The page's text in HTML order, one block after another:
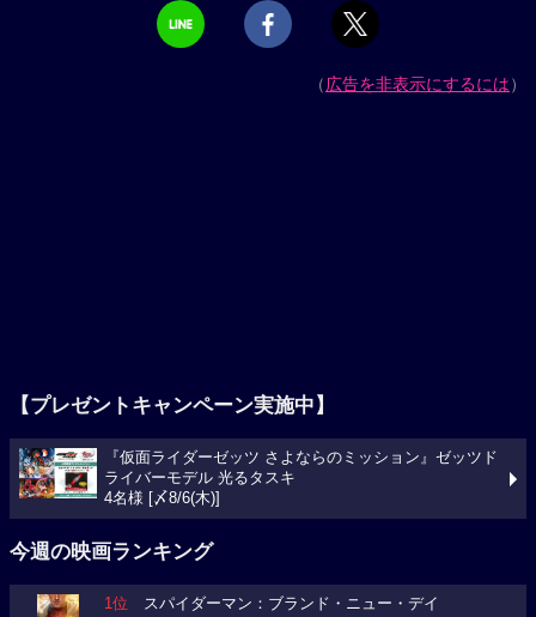
（広告を非表示にするには）
【プレゼントキャンペーン実施中】
『仮面ライダーゼッツ さよならのミッション』ゼッツド
ライバーモデル 光るタスキ
4名様 [〆8/6(木)]
今週の映画ランキング
1位 スパイダーマン：ブランド・ニュー・デイ